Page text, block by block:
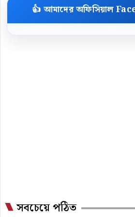
👍 আমাদের অফিসিয়াল
সবচেয়ে পঠিত